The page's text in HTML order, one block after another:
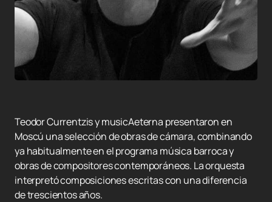
Teodor Currentzis y musicAeterna presentaron en
Moscú una selección de obras de cámara, combinando
ya habitualmente en el programa música barroca y
obras de compositores contemporáneos. La orquesta
interpretó composiciones escritas con una diferencia
de trescientos años.